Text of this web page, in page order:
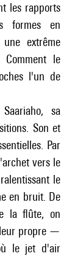
les rapports
formes en
extrême
le
l'un de
sa
Son et
Par
vers le
le
en bruit. De
la flûte, on
propre —
le jet d'air